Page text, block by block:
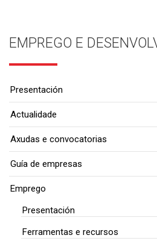
EMPREGO E
Presentación
Actualidade
Axudas e convocatorias
Guía de empresas
Emprego
Presentación
Ferramentas e recursos